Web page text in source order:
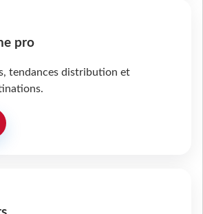
pro
tendances distribution et